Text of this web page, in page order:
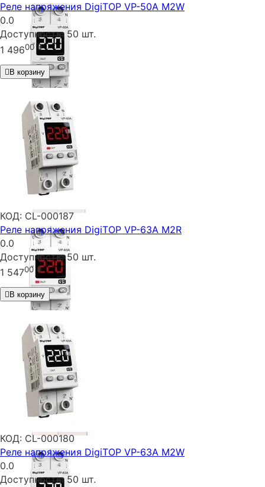
Реле напряжения DigiTOP VP-50A M2W
0.0
Доступность: 50 шт.
1 49600 ₴
В корзину
КОД: CL-000187
Реле напряжения DigiTOP VP-63A M2R
0.0
Доступность: 50 шт.
1 54700 ₴
В корзину
КОД: CL-000180
Реле напряжения DigiTOP VP-63A M2W
0.0
Доступность: 50 шт.